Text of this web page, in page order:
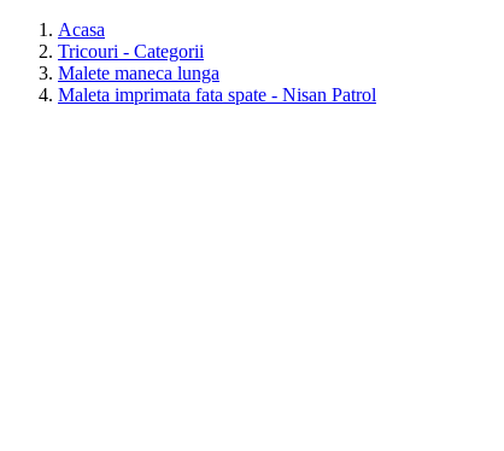
Acasa
Tricouri - Categorii
Malete maneca lunga
Maleta imprimata fata spate - Nisan Patrol